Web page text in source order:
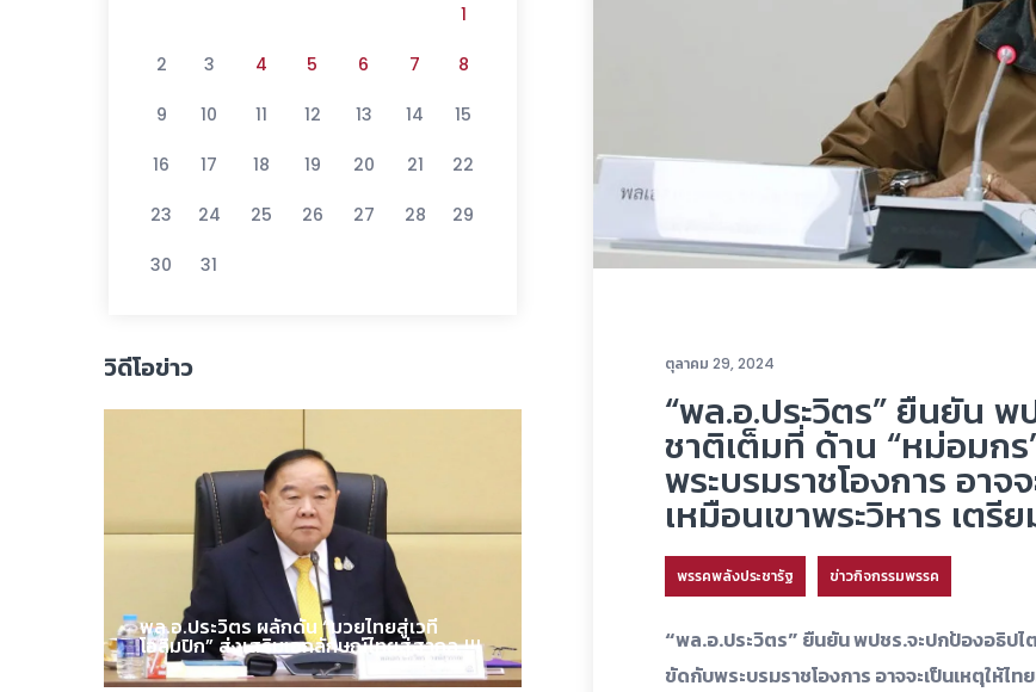
ตุลาคม 29, 2024
“พล.อ.ประวิตร” ยืนยัน
ชาติเต็มที่ ด้าน “หม่อมก
พระบรมราชโองการ อาจ
เหมือนเขาพระวิหาร เต
พรรคพลังประชารัฐ ข่าวกิจกรรมพรรค
“พล.อ.ประวิตร” ยืนยัน พปชร.จะปกป้องอธิป
ขัดกับพระบรมราชโองการ อาจจะเป็นเหตุให้ไ
1
2 3 4 5 6 7 8
9 10 11 12 13 14 15
16 17 18 19 20 21 22
23 24 25 26 27 28 29
30 31
วิดีโอข่าว
พล.อ.ประวิตร ผลักดัน “มวยไทยสู่เวที
โอลิมปิก” ส่งเสริมเอกลักษณ์ไทยสู่สากล !!!